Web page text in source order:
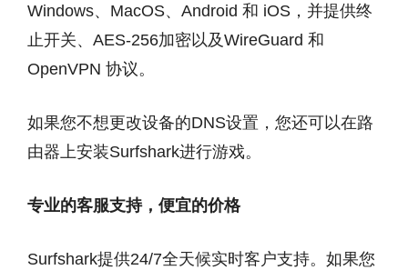
Windows、MacOS、Android 和 iOS，并提供终
止开关、AES-256加密以及WireGuard 和
OpenVPN 协议。
如果您不想更改设备的DNS设置，您还可以在路
由器上安装Surfshark进行游戏。
专业的客服支持，便宜的价格
Surfshark提供24/7全天候实时客户支持。如果您